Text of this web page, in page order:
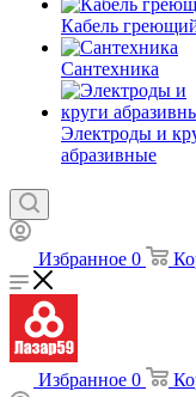
Кабель
Сантехника
Электроды и
абразивные
Избранное 0
Избранное 0